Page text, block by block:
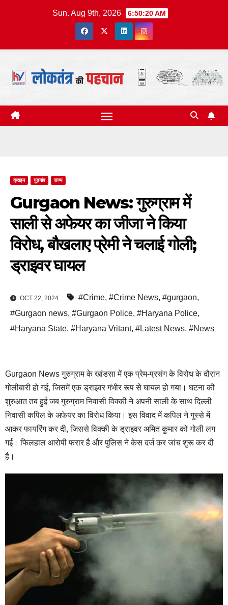
Sun. Aug 9th, 2026 6:50:21 AM
क्राइम गुड़गांव राज्य
Gurgaon News: गुरुग्राम में
साली से अफेयर का जीजा ने किया
विरोध, बौखलाए प्रेमी ने चलाई गोली;
ड्राइवर घायल
OCT 22, 2024 #Crime, #Crime News, #gurgaon,
#Gurgaon news, #Gurgaon Police, #Haryana Police,
#Haryana State, #Haryana Vritant, #Latest News, #News
Gurgaon News गुरुग्राम के खांडसा में एक प्रेम-प्रसंग के विरोध के दौरान
गोलीबारी हो गई, जिसमें एक ड्राइवर गंभीर रूप से घायल हो गया। घटना की
शुरुआत तब हुई जब गुरुग्राम निवासी विक्की ने अपनी साली के साथ दिल्ली
निवासी कपिल के अफेयर का विरोध किया। इस विवाद में कपिल ने गुस्से में
आकर फायरिंग कर दी, जिससे विक्की के ड्राइवर अमित कुमार को गोली लग
गई। फिलहाल आरोपी फरार है और पुलिस ने केस दर्ज कर जांच शुरू कर दी
है।